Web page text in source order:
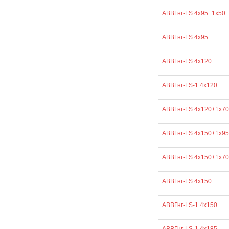
АВВГнг-LS 4х95+1х50
АВВГнг-LS 4х95
АВВГнг-LS 4х120
АВВГнг-LS-1 4х120
АВВГнг-LS 4х120+1х70
АВВГнг-LS 4х150+1х95
АВВГнг-LS 4х150+1х70
АВВГнг-LS 4х150
АВВГнг-LS-1 4х150